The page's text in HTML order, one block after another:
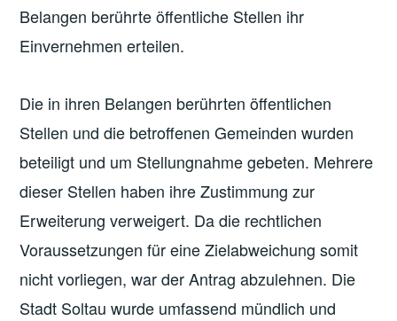
Belangen berührte öffentliche Stellen ihr
Einvernehmen erteilen.
Die in ihren Belangen berührten öffentlichen
Stellen und die betroffenen Gemeinden wurden
beteiligt und um Stellungnahme gebeten. Mehrere
dieser Stellen haben ihre Zustimmung zur
Erweiterung verweigert. Da die rechtlichen
Voraussetzungen für eine Zielabweichung somit
nicht vorliegen, war der Antrag abzulehnen. Die
Stadt Soltau wurde umfassend mündlich und